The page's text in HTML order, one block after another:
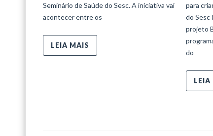
Seminário de Saúde do Sesc. A iniciativa vai
acontecer entre os
LEIA MAIS
para
do Sesc
projeto
do
LEIA